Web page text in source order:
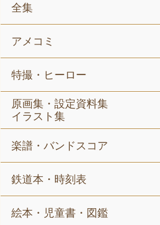
全集
アメコミ
特撮・ヒーロー
原画集・設定資料集
イラスト集
楽譜・バンドスコア
鉄道本・時刻表
絵本・児童書・図鑑